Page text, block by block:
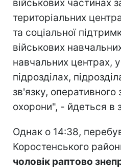
військових частинах
територіальних
та соціальної
військових
навчальних центрах,
підрозділах,
зв'язку, оперативного
охорони", - йдеться в
Однак о 14:38,
Коростенського
чоловік раптово